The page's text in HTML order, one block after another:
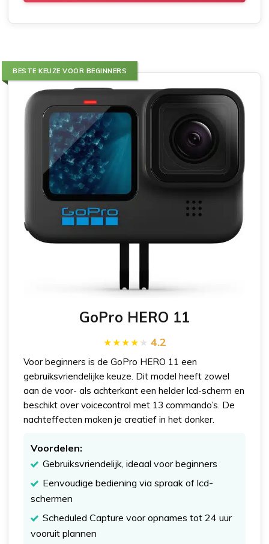
BESTE KEUZE VOOR BEGINNERS
GoPro HERO 11
4.2
Voor beginners is de GoPro HERO 11 een
gebruiksvriendelijke keuze. Dit model heeft zowel
aan de voor- als achterkant een helder lcd-scherm en
beschikt over voicecontrol met 13 commando’s. De
nachteffecten maken je creatief in het donker.
Voordelen:
Gebruiksvriendelijk, ideaal voor beginners
Eenvoudige bediening via spraak of lcd-
schermen
Scheduled Capture voor opnames tot 24 uur
vooruit plannen